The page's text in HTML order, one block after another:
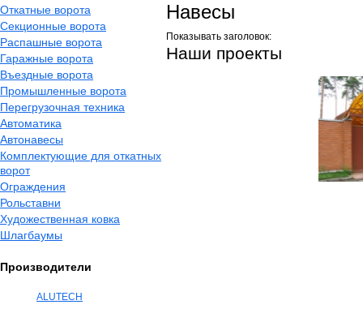
Откатные ворота
Секционные ворота
Распашные ворота
Гаражные ворота
Въездные ворота
Промышленные ворота
Перегрузочная техника
Автоматика
Автонавесы
Комплектующие для откатных
ворот
Ограждения
Рольставни
Художественная ковка
Шлагбаумы
Производители
ALUTECH
Навесы
Показывать заголовок:
Наши проекты